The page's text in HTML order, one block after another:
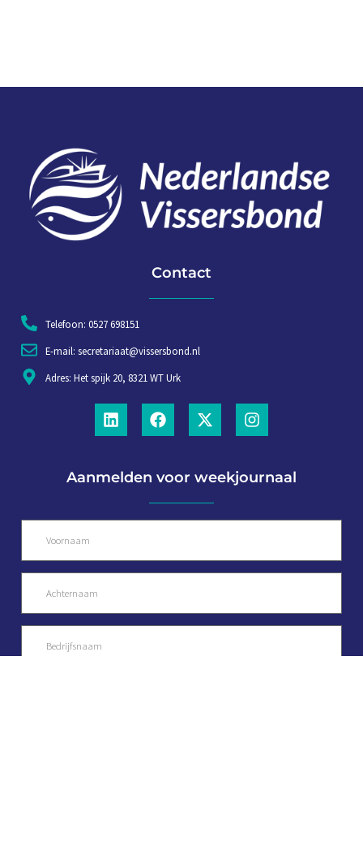
Contact
Telefoon: 0527 698151
E-mail: secretariaat@vissersbond.nl
Adres: Het spijk 20, 8321 WT Urk
Aanmelden voor weekjournaal